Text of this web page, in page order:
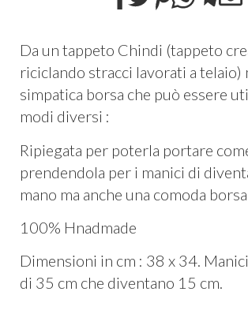
Da un tappeto Chindi (tappeto
riciclando stracci lavorati a telaio)
simpatica borsa che può essere
modi diversi :
Ripiegata per poterla portare
prendendola per i manici di
mano ma anche una comoda borsa
100% Hnadmade
Dimensioni in cm : 38 x 34.
di 35 cm che diventano 15 cm.